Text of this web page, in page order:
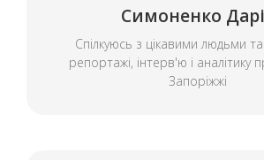
Симоненко
Спілкуюсь з цікавими людьми
репортажі, інтерв'ю і аналітику
Запоріжжі